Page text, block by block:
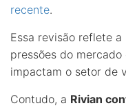
recente.
Essa revisão reflete
pressões do
impactam o setor de
Contudo, a Rivian